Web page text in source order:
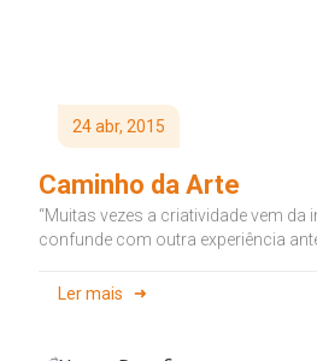
24 abr, 2015
Caminho da Arte
“Muitas vezes a criatividade vem da
confunde com outra experiência
Ler mais